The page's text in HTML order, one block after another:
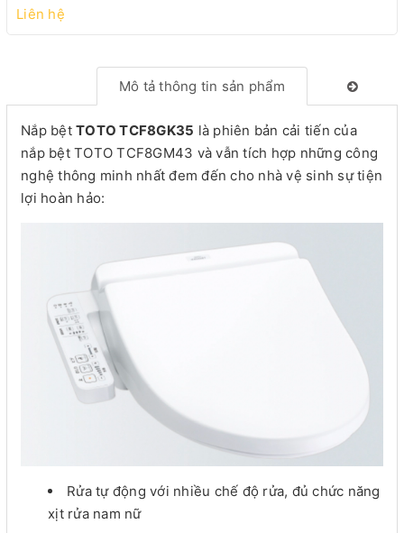
Liên hệ
Mô tả thông tin sản phẩm
Nắp bệt TOTO TCF8GK35 là phiên bản cải tiến của
nắp bệt TOTO TCF8GM43 và vẫn tích hợp những công
nghệ thông minh nhất đem đến cho nhà vệ sinh sự tiện
lợi hoàn hảo:
Rửa tự động với nhiều chế độ rửa, đủ chức năng
xịt rửa nam nữ